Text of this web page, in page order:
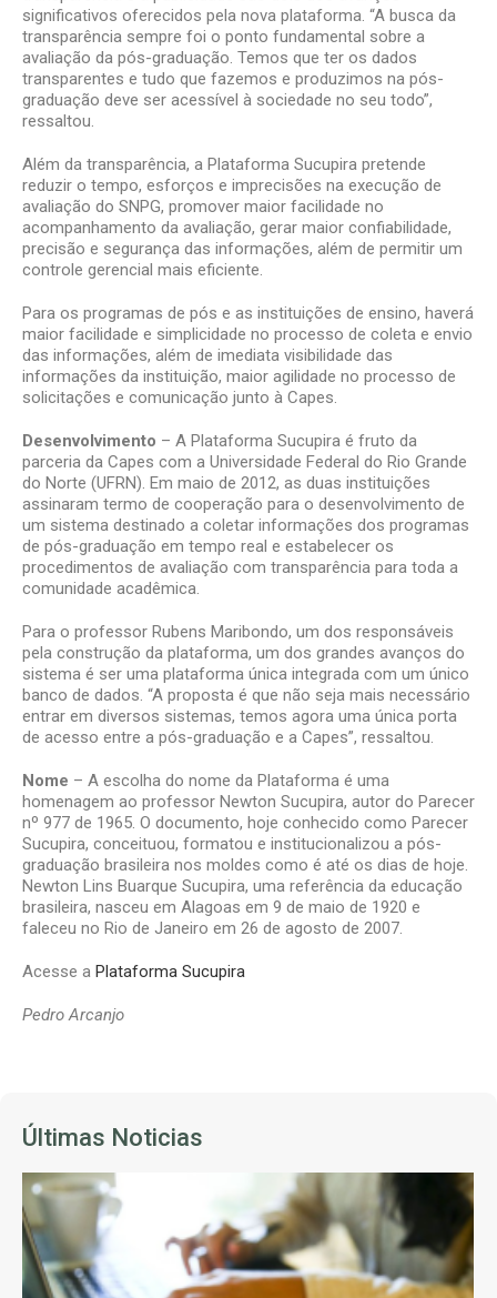
significativos oferecidos pela nova plataforma. “A busca da
transparência sempre foi o ponto fundamental sobre a
avaliação da pós-graduação. Temos que ter os dados
transparentes e tudo que fazemos e produzimos na pós-
graduação deve ser acessível à sociedade no seu todo”,
ressaltou.
Além da transparência, a Plataforma Sucupira pretende
reduzir o tempo, esforços e imprecisões na execução de
avaliação do SNPG, promover maior facilidade no
acompanhamento da avaliação, gerar maior confiabilidade,
precisão e segurança das informações, além de permitir um
controle gerencial mais eficiente.
Para os programas de pós e as instituições de ensino, haverá
maior facilidade e simplicidade no processo de coleta e envio
das informações, além de imediata visibilidade das
informações da instituição, maior agilidade no processo de
solicitações e comunicação junto à Capes.
Desenvolvimento – A Plataforma Sucupira é fruto da
parceria da Capes com a Universidade Federal do Rio Grande
do Norte (UFRN). Em maio de 2012, as duas instituições
assinaram termo de cooperação para o desenvolvimento de
um sistema destinado a coletar informações dos programas
de pós-graduação em tempo real e estabelecer os
procedimentos de avaliação com transparência para toda a
comunidade acadêmica.
Para o professor Rubens Maribondo, um dos responsáveis
pela construção da plataforma, um dos grandes avanços do
sistema é ser uma plataforma única integrada com um único
banco de dados. “A proposta é que não seja mais necessário
entrar em diversos sistemas, temos agora uma única porta
de acesso entre a pós-graduação e a Capes”, ressaltou.
Nome – A escolha do nome da Plataforma é uma
homenagem ao professor Newton Sucupira, autor do Parecer
nº 977 de 1965. O documento, hoje conhecido como Parecer
Sucupira, conceituou, formatou e institucionalizou a pós-
graduação brasileira nos moldes como é até os dias de hoje.
Newton Lins Buarque Sucupira, uma referência da educação
brasileira, nasceu em Alagoas em 9 de maio de 1920 e
faleceu no Rio de Janeiro em 26 de agosto de 2007.
Acesse a Plataforma Sucupira
Pedro Arcanjo
Últimas Noticias